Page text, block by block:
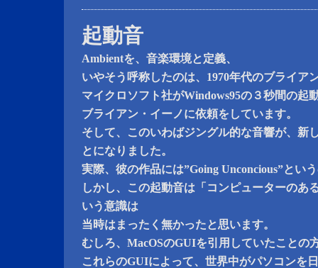
起動音
Ambientを、音楽環境と定義、
いやそう呼称したのは、1970年代のブライア
マイクロソフト社がWindows95の３秒間の起
ブライアン・イーノに依頼をしています。
そして、このいわばジングル的な音響が、新
とになりました。
実際、彼の作品には”Going Unconcious”とい
しかし、この起動音は「コンピューターのあ
いう意識は
当時はまったく無かったと思います。
むしろ、MacOSのGUIを引用していたことの
これらのGUIによって、世界中がパソコンを